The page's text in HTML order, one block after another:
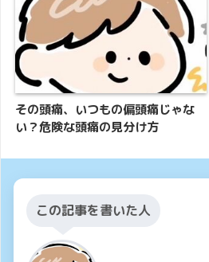
その頭痛、いつもの偏頭痛じゃな
い？危険な頭痛の見分け方
この記事を書いた人